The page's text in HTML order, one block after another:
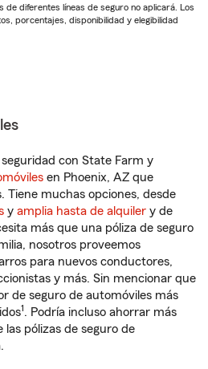
diferentes líneas de seguro no aplicará. Los
porcentajes, disponibilidad y elegibilidad
con State Farm y
en Phoenix, AZ que
Tiene muchas opciones, desde
y amplia hasta de alquiler y de
más que una póliza de seguro
nosotros proveemos
para nuevos conductores,
y más. Sin mencionar que
de seguro de automóviles más
1. Podría incluso ahorrar más
pólizas de seguro de